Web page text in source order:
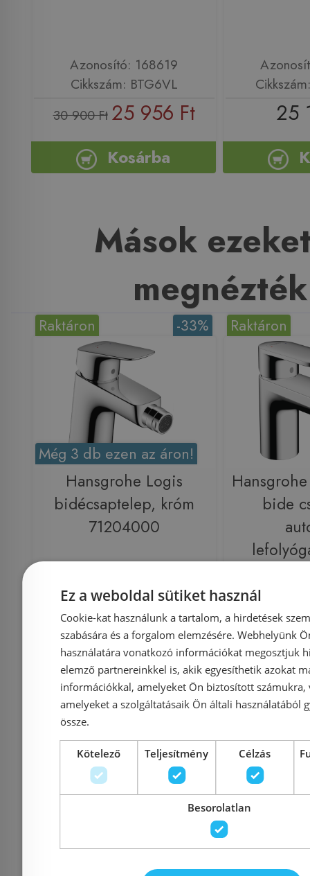
Azonosító: 168619
Cikkszám: BTG6VL
30 900 Ft 25 956 Ft
Kosárba
25
Mások
megnézték
-33%
Raktáron
Még 3 db ezen az áron!
Hansgrohe Logis
bidécsaptelep, króm
71204000
Azonosító: 143811
Cikkszám: 71204000
42 405 Ft 28 450 Ft
Kosárba
Raktáron
bide
36 481 Ft
-31%
Rendelésre Rendelésre
Ez a weboldal sütiket használ
Cookie-kat használunk a tartalom, a hirdetések
szabására és a forgalom elemzésére. Webhelyünk
használatára vonatkozó információkat megosztjuk
elemző partnereinkkel is, akik egyesíthetik azokat
információkkal, amelyeket Ön biztosított számukra,
amelyeket a szolgáltatásaik Ön általi használatából
össze.
Kötelező Teljesítmény Célzás
Besorolatlan